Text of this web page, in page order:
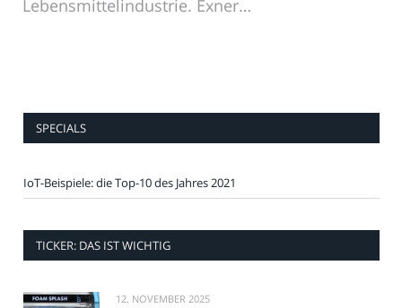
Lebensmittelindustrie. Exner…
SPECIALS
IoT-Beispiele: die Top-10 des Jahres 2021
TICKER: DAS IST WICHTIG
12. NOVEMBER 2025